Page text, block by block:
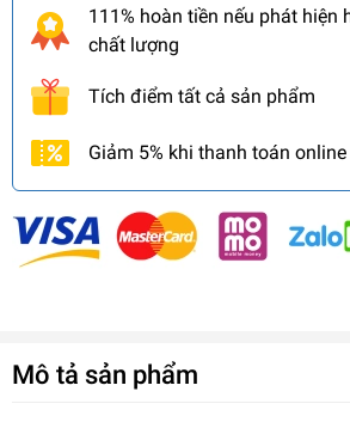
111% hoàn tiền nếu phát hiện
chất lượng
Tích điểm tất cả sản phẩm
Giảm 5% khi thanh toán online
Mô tả sản phẩm